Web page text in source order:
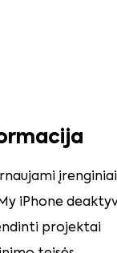
įrenginiai
iPhone
projektai